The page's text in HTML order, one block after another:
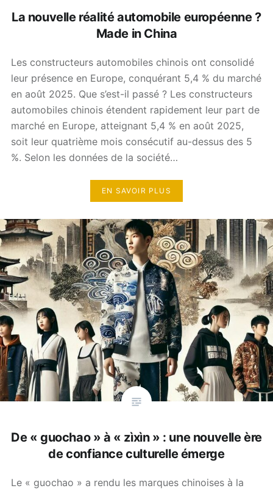
La nouvelle réalité automobile européenne ?
Made in China
Les constructeurs automobiles chinois ont consolidé
leur présence en Europe, conquérant 5,4 % du marché
en août 2025. Que s’est-il passé ? Les constructeurs
automobiles chinois étendent rapidement leur part de
marché en Europe, atteignant 5,4 % en août 2025,
soit leur quatrième mois consécutif au-dessus des 5
%. Selon les données de la société…
EN SAVOIR PLUS
De « guochao » à « zìxìn » : une nouvelle ère
de confiance culturelle émerge
Le « guochao » a rendu les marques chinoises à la